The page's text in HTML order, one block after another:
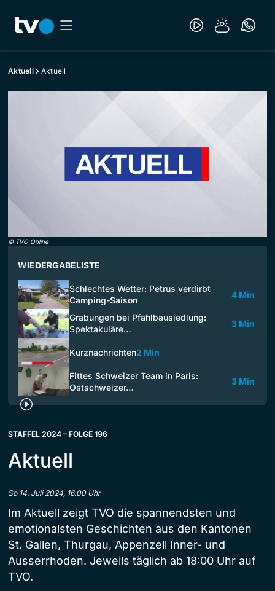
Aktuell Aktuell
© TVO Online
WIEDERGABELISTE
Schlechtes Wetter: Petrus verdirbt
Camping-Saison
4 Min
Grabungen bei Pfahlbausiedlung:
Spektakuläre…
3 Min
Kurznachrichten2 Min
Fittes Schweizer Team in Paris:
Ostschweizer…
3 Min
STAFFEL 2024 – FOLGE 196
Aktuell
So 14. Juli 2024, 16.00 Uhr
Im Aktuell zeigt TVO die spannendsten und
emotionalsten Geschichten aus den Kantonen
St. Gallen, Thurgau, Appenzell Inner- und
Ausserrhoden. Jeweils täglich ab 18:00 Uhr auf
TVO.